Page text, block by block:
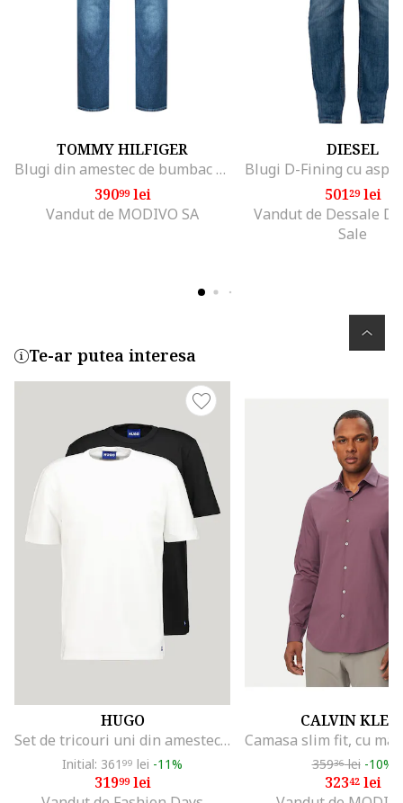
TOMMY HILFIGER
Blugi din amestec de bumbac organic,
39099lei
Vandut de MODIVO SA
DIESEL
50129lei
Vandut de Dessale
Sale
Te-ar putea interesa
HUGO
Set de tricouri uni din amestec de bumbac - 2 piese, Negru/Alb optic
Initial: 361 99 lei -11%
31999lei
CALVIN
35936lei -10%
32342lei